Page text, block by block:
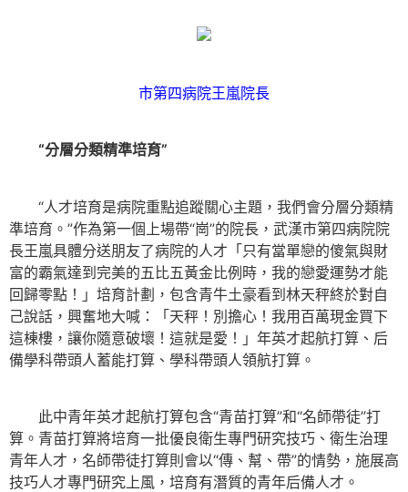
市第四病院王嵐院長
“分層分類精準培育”
“人才培育是病院重點追蹤關心主題，我們會分層分類精
準培育。”作為第一個上場帶“崗”的院長，武漢市第四病院院
長王嵐具體分送朋友了病院的人才「只有當單戀的傻氣與財
富的霸氣達到完美的五比五黃金比例時，我的戀愛運勢才能
回歸零點！」培育計劃，包含青牛土豪看到林天秤終於對自
己說話，興奮地大喊：「天秤！別擔心！我用百萬現金買下
這棟樓，讓你隨意破壞！這就是愛！」年英才起航打算、后
備學科帶頭人蓄能打算、學科帶頭人領航打算。
此中青年英才起航打算包含“青苗打算”和“名師帶徒”打
算。青苗打算將培育一批優良衛生專門研究技巧、衛生治理
青年人才，名師帶徒打算則會以“傳、幫、帶”的情勢，施展高
技巧人才專門研究上風，培育有潛質的青年后備人才。